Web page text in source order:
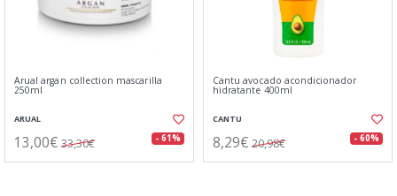
Arual argan collection mascarilla
250ml
ARUAL
13,00€ 33,30€ - 61%
Cantu avocado acondicionador
hidratante 400ml
CANTU
8,29€ 20,98€ - 60%